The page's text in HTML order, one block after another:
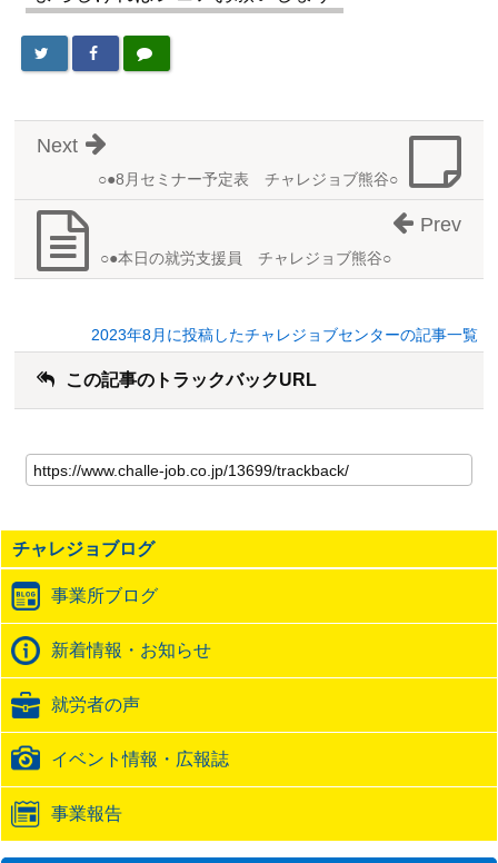
○●8月セミナー予定表 チャレジョブ熊谷○
Next
○●本日の就労支援員 チャレジョブ熊谷○
Prev
2023年8月に投稿したチャレジョブセンターの記事一覧
この記事のトラックバックURL
の
記
の
ト
ッ
ク
バ
ッ
URL
チャレジョブログ
事業所ブログ
新着情報・お知らせ
就労者の声
イベント情報・広報誌
事業報告